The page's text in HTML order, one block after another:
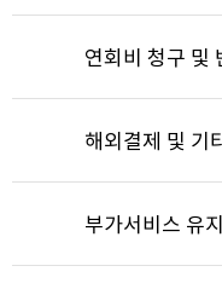
연회비 청구 및
해외결제 및 기
부가서비스 유